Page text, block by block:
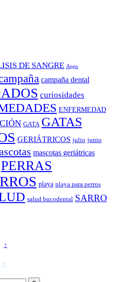
DE SANGRE Apps
campaña dental
curiosidades
ENFERMEDAD
GATA GATAS
GERIÁTRICOS julio junio
mascotas geriátricas
PERRAS
playa playa para perros
salud bucodental SARRO
↑
